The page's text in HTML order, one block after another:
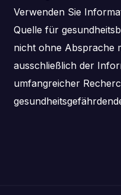
Verwenden Sie
Quelle für
nicht ohne Absprache
ausschließlich der
umfangreicher